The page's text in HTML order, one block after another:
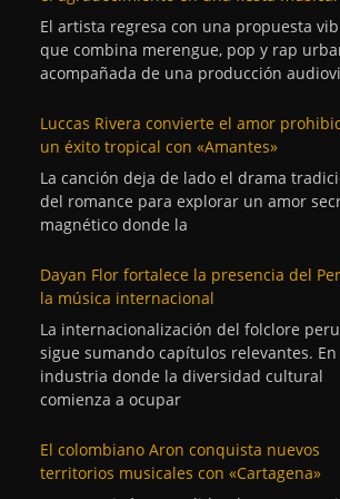
El artista regresa con una propuesta
que combina merengue, pop y rap
acompañada de una producción
Luccas Rivera convierte el amor
un éxito tropical con «Amantes»
La canción deja de lado el drama
del romance para explorar un amor
magnético donde la
Dayan Flor fortalece la presencia del
la música internacional
La internacionalización del folclore
sigue sumando capítulos relevantes.
industria donde la diversidad cultural
comienza a ocupar
El colombiano Aron conquista nuevos
territorios musicales con «Cartagena»